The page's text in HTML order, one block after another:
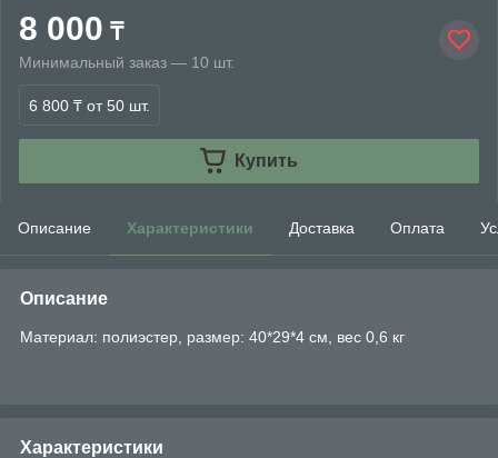
8 000 ₸
Минимальный заказ — 10 шт.
6 800 ₸ от 50 шт.
Купить
Описание Характеристики Доставка Оплата
Описание
Материал: полиэстер, размер: 40*29*4 см, вес 0,6 кг
Характеристики